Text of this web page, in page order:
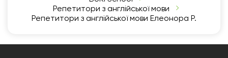
Репетитори з англійської мови
Репетитори з англійської мови Елеонора Р.